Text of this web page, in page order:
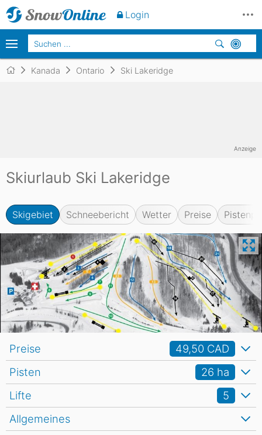
Kanada Ontario Ski Lakeridge
Skiurlaub Ski Lakeridge
Skigebiet Schneebericht Wetter Preise
Anzeige
Allgemeines
Lifte 5
Pisten 26 ha
Preise 49,50 CAD
Login